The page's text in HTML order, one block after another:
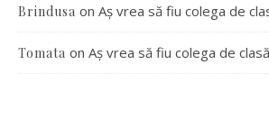
Brindusa on Aș vrea să fiu colega de
Tomata on Aș vrea să fiu colega de